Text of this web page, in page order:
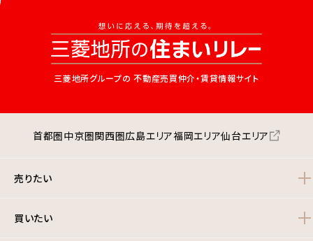
三菱地所グループの 不動産売買仲介・賃貸情報サイト
首都圏中京圏関西圏広島エリア福岡エリア仙台エリア
売りたい
買いたい